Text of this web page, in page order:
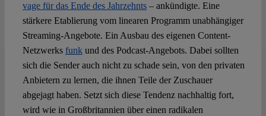
vage für das Ende des Jahrzehnts– ankündigte. Eine
stärkere Etablierung vom linearen Programm unabhängiger
Streaming-Angebote. Ein Ausbau des eigenen Content-
Netzwerks funkund des Podcast-Angebots. Dabei sollten
sich die Sender auch nicht zu schade sein, von den privaten
Anbietern zu lernen, die ihnen Teile der Zuschauer
abgejagt haben. Setzt sich diese Tendenz nachhaltig fort,
wird wie in Großbritannien über einen radikalen